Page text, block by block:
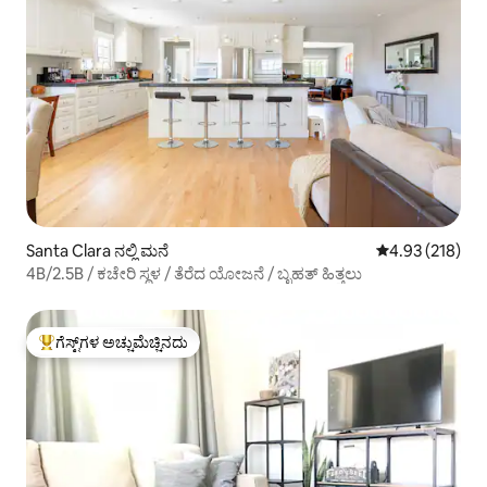
Santa Clara ನಲ್ಲಿ ಮನೆ 5 ರಲ್ಲಿ 4.93
4.93 (218)
4B/2.5B / ಕಚೇರಿ ಸ್ಥಳ / ತೆರೆದ ಯೋಜನೆ / ಬೃಹತ್ ಹಿತ್ತಲು
ಗೆಸ್ಟ್‌ಗಳಿಗೆ ಅತಿ ಹೆಚ್ಚು ಅಚ್ಚುಮೆಚ್ಚಿನದು
ಗೆಸ್ಟ್‌ಗಳ ಅಚ್ಚುಮೆಚ್ಚಿನದು